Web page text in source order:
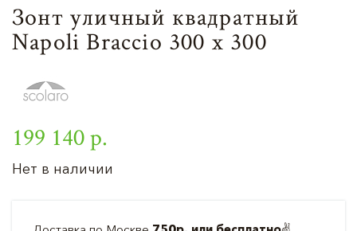
Зонт уличный квадратный
Napoli Braccio 300 х 300
199 140 р.
Нет в наличии